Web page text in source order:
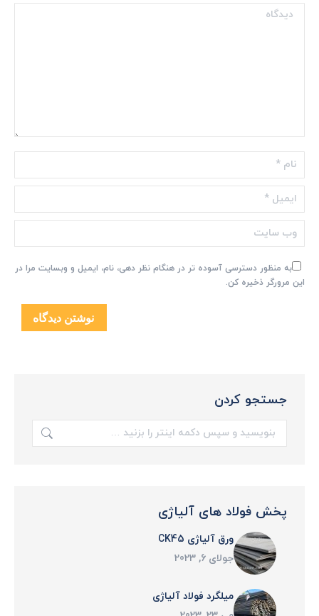
دیدگاه
نام *
ایمیل *
وب سایت
به منظور دسترسی آسوده تر در هنگام نظر دهی، نام، ایمیل و وبسایت مرا در
این مرورگر ذخیره کن.
نوشتن دیدگاه
جستجو کردن
جستجو:
پخش فولاد های آلیاژی
ورق آلیاژی CK45
جولای 6, 2023
میلگرد فولاد آلیاژی